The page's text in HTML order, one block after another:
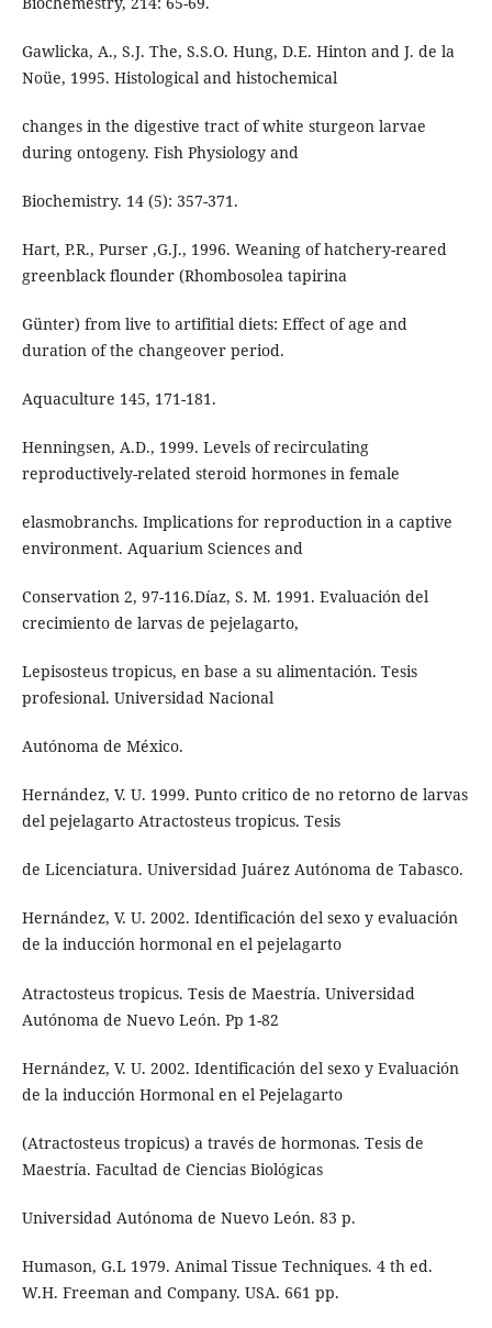
Gawlicka, A., S.J. The, S.S.O. Hung, D.E. Hinton and J. de la
Noüe, 1995. Histological and histochemical
changes in the digestive tract of white sturgeon larvae
during ontogeny. Fish Physiology and
Biochemistry. 14 (5): 357-371.
Hart, P.R., Purser ,G.J., 1996. Weaning of hatchery-reared
greenblack flounder (Rhombosolea tapirina
Günter) from live to artifitial diets: Effect of age and
duration of the changeover period.
Aquaculture 145, 171-181.
Henningsen, A.D., 1999. Levels of recirculating
reproductively-related steroid hormones in female
elasmobranchs. Implications for reproduction in a captive
environment. Aquarium Sciences and
Conservation 2, 97-116.Díaz, S. M. 1991. Evaluación del
crecimiento de larvas de pejelagarto,
Lepisosteus tropicus, en base a su alimentación. Tesis
profesional. Universidad Nacional
Autónoma de México.
Hernández, V. U. 1999. Punto critico de no retorno de larvas
del pejelagarto Atractosteus tropicus. Tesis
de Licenciatura. Universidad Juárez Autónoma de Tabasco.
Hernández, V. U. 2002. Identificación del sexo y evaluación
de la inducción hormonal en el pejelagarto
Atractosteus tropicus. Tesis de Maestría. Universidad
Autónoma de Nuevo León. Pp 1-82
Hernández, V. U. 2002. Identificación del sexo y Evaluación
de la inducción Hormonal en el Pejelagarto
(Atractosteus tropicus) a través de hormonas. Tesis de
Maestría. Facultad de Ciencias Biológicas
Universidad Autónoma de Nuevo León. 83 p.
Humason, G.L 1979. Animal Tissue Techniques. 4 th ed.
W.H. Freeman and Company. USA. 661 pp.